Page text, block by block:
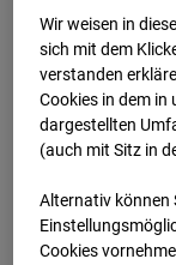
10
13
BC-
H3ö
Wir weisen in
sich mit dem
ver­standen
Cookies in dem
dargestellten
(auch mit Sitz in
Alternativ können
Cookies